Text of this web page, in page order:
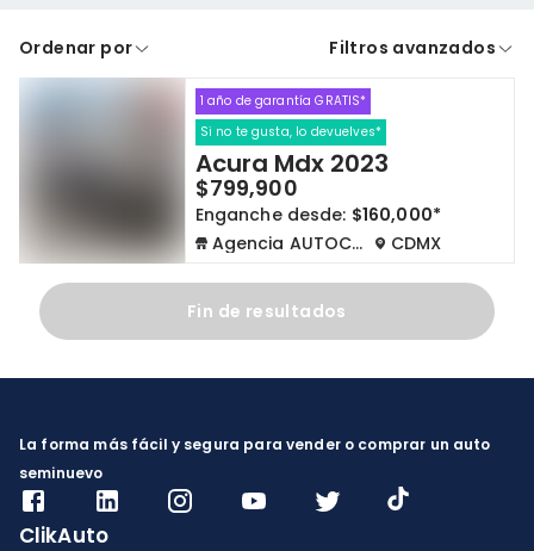
A crédito De contado
Cdmx y Edo Mex Querétaro
Borrar todo
Ordenar por Filtros avanzados
1 año de garantía GRATIS*
Si no te gusta, lo devuelves*
Acura Mdx 2023
$799,900
Enganche desde: $160,000*
Agencia AUTOCOM
CDMX
Fin de resultados
La forma más fácil y segura para vender o comprar un auto
seminuevo
ClikAuto